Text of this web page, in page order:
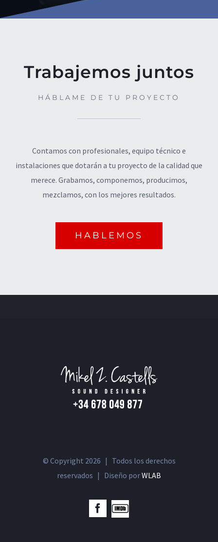
Trabajemos juntos
HÁBLAME DE TU PROYECTO
Contamos con profesionales, equipo técnico e
instalaciones que dotarán a tu proyecto de la calidad que
merece. Grabamos, componemos, producimos,
mezclamos, con los mejores resultados.
HABLEMOS
© Copyright 2026 | Todos los derechos
reservados | Diseño porWLAB
Facebook
IMDb